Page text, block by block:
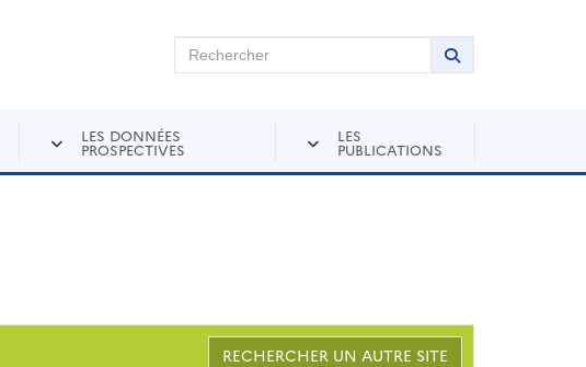
Rechercher sur Andra Inventaire Rechercher
Lancer la
LES DONNÉES
PROSPECTIVES
LES
PUBLICATIONS
RECHERCHER UN AUTRE SITE